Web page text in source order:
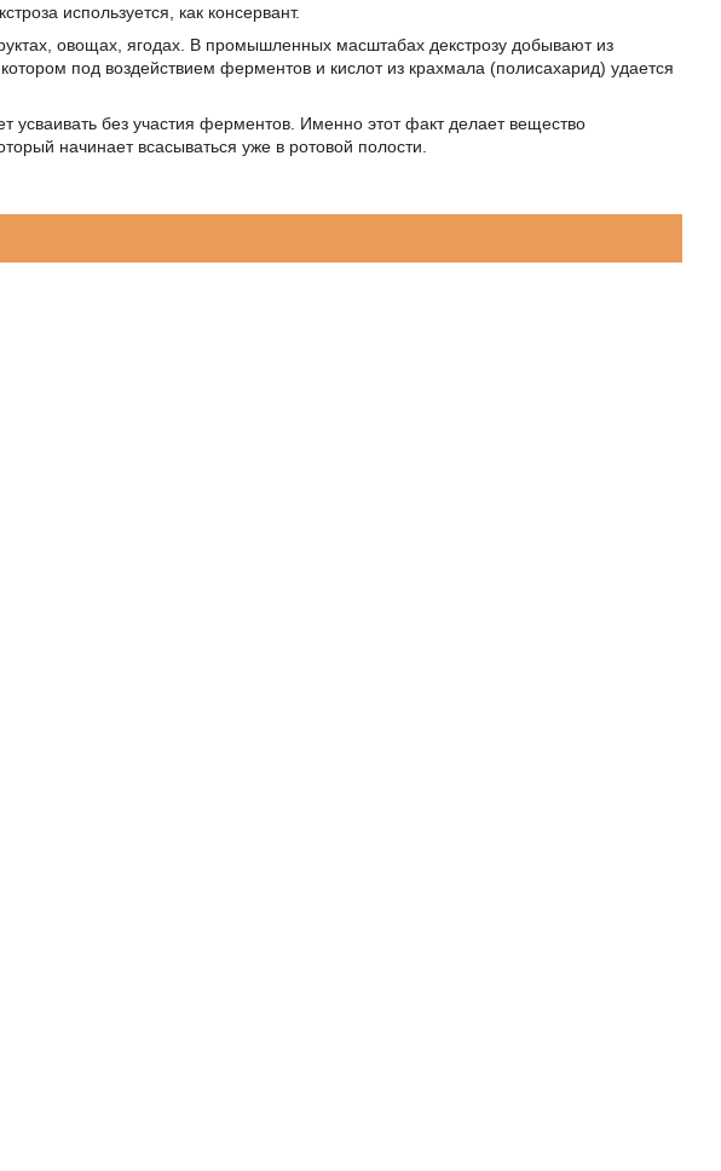
используется, как консервант.
овощах, ягодах. В промышленных масштабах декстрозу добывают из
под воздействием ферментов и кислот из крахмала (полисахарид) удается
усваивать без участия ферментов. Именно этот факт делает вещество
начинает всасываться уже в ротовой полости.